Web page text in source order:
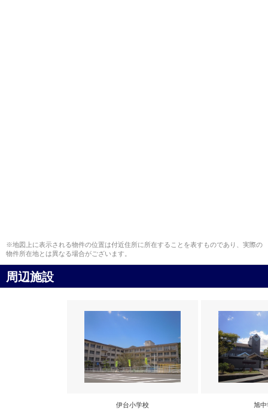
※地図上に表示される物件の位置は付近住所に所在することを表すものであり、実際の
物件所在地とは異なる場合がございます。
周辺施設
伊台小学校 旭中